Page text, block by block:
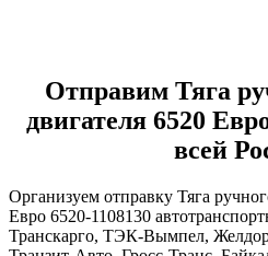
Отправим Тяга
двигателя 6520
всей
Организуем отправку Тяга
Евро 6520-1108130
Транскарго, ТЭК-Вымпел,